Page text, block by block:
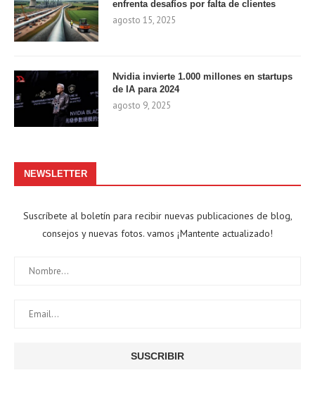
enfrenta desafíos por falta de clientes
agosto 15, 2025
Nvidia invierte 1.000 millones en startups
de IA para 2024
agosto 9, 2025
NEWSLETTER
Suscríbete al boletín para recibir nuevas publicaciones de blog,
consejos y nuevas fotos. vamos ¡Mantente actualizado!